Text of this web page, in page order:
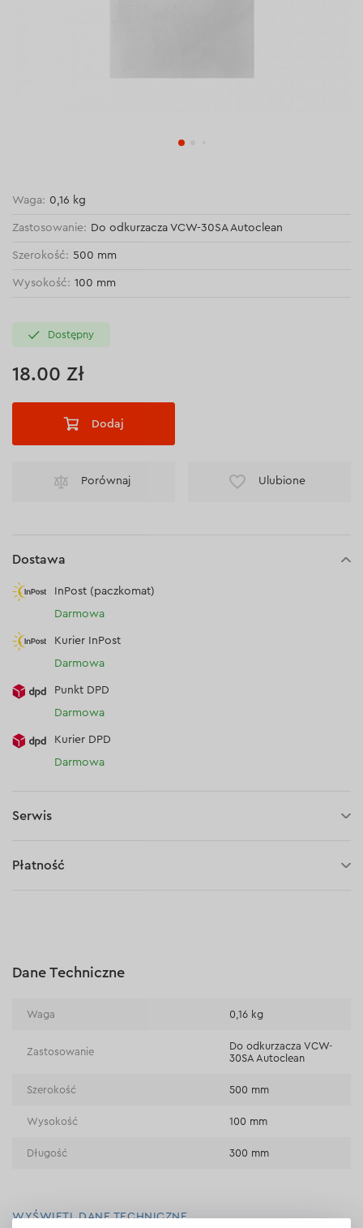
Waga: 0,16 kg
Zastosowanie: Do odkurzacza VCW-30SA Autoclean
Szerokość: 500 mm
Wysokość: 100 mm
Dostępny
18.00 Zł
Dodaj
Porównaj Ulubione
Dostawa
InPost (paczkomat)
Darmowa
Kurier InPost
Darmowa
Punkt DPD
Darmowa
Kurier DPD
Darmowa
Serwis
Płatność
Płatność na rachunek bieżący (przelew tradycyjny)
Dane Techniczne
Waga 0,16 kg
Zastosowanie
Do odkurzacza VCW-
30SA Autoclean
Szerokość 500 mm
Wysokość 100 mm
Długość 300 mm
WYŚWIETL DANE TECHNICZNE